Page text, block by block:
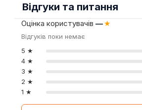
Відгуки та питання
Оцінка користувачів —★
Відгуків поки немає
5 ★
4 ★
3 ★
2 ★
1 ★